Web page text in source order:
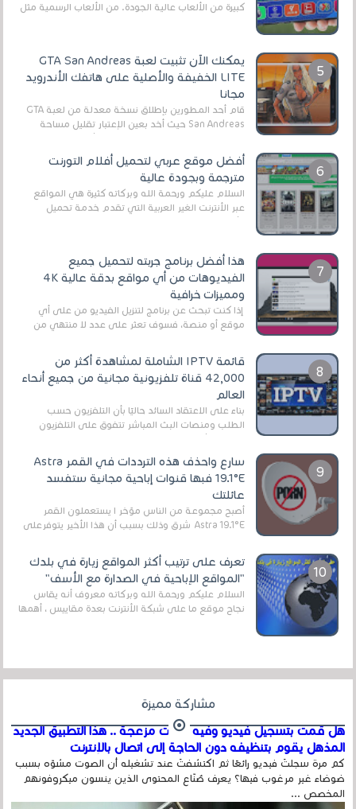
كبيرة من الألعاب عالية الجودة. من الألعاب الرسمية مثل
يمكنك الآن تثبيت لعبة GTA San Andreas
LITE الخفيفة والأصلية على هاتفك الأندرويد
مجانا
قام أحد المطورين بإطلاق نسخة معدلة من لعبة GTA
San Andreas حيث أخد بعين الإعتبار تقليل مساحة
أفضل موقع عربي لتحميل أفلام التورنت
مترجمة وبجودة عالية
السلام عليكم ورحمة الله وبركاته كثيرة هي المواقع
عبر الأنترنت الغير العربية التي تقدم خدمة تحميل
هذا أفضل برنامج جربته لتحميل جميع
الفيديوهات من أي مواقع بدقة عالية 4K
ومميزات خرافية
إذا كنت تبحث عن برنامج لتنزيل الفيديو من على أي
موقع أو منصة، فسوف تعثر على عدد لا منتهي من
قائمة IPTV الشاملة لمشاهدة أكثر من
42,000 قناة تلفزيونية مجانية من جميع أنحاء
العالم
بناءً على الاعتقاد السائد حاليًا بأن التلفزيون حسب
الطلب ومنصات البث المباشر تتفوق على التلفزيون
سارع واحذف هذه الترددات في القمر Astra
19.1°E فبها قنوات إباحية مجانية ستفسد
عائلتك
أصبح مجموعة من الناس مؤخر ا يستعملون القمر
Astra 19.1°E شرق وذلك بسبب أن هذا الأخير يتوفرعلى
تعرف على ترتيب أكثر المواقع زيارة في بلدك
"المواقع الإباحية في الصدارة مع الأسف"
السلام عليكم ورحمة الله وبركاته معروف أنه يقاس
نجاح موقع ما على شبكة الأنترنت بعدة مقاييس ، أهمها
مشاركة مميزة
هل قمت بتسجيل فيديو وفيه أصوت مزعجة .. هذا التطبيق الجديد
المذهل يقوم بتنظيفه دون الحاجة إلى اتصال بالإنترنت
كم مرة سجلتَ فيديو رائعًا ثم اكتشفتَ عند تشغيله أن الصوت مشوّه بسبب
ضوضاء غير مرغوب فيها؟ يعرف صُنّاع المحتوى الذين ينسون ميكروفونهم
المخصص ...